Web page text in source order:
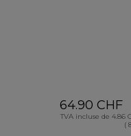
64.90 CHF
TVA incluse de 4.86
(